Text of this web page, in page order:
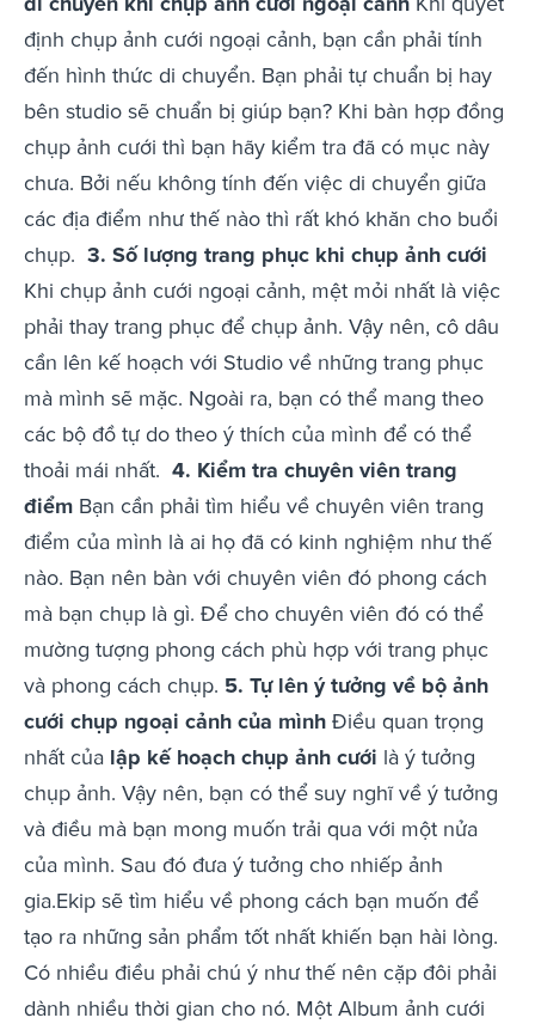
định chụp ảnh cưới ngoại cảnh, bạn cần phải tính
đến hình thức di chuyển. Bạn phải tự chuẩn bị hay
bên studio sẽ chuẩn bị giúp bạn? Khi bàn hợp đồng
chụp ảnh cưới thì bạn hãy kiểm tra đã có mục này
chưa. Bởi nếu không tính đến việc di chuyển giữa
các địa điểm như thế nào thì rất khó khăn cho buổi
chụp. 3. Số lượng trang phục khi chụp ảnh cưới
Khi chụp ảnh cưới ngoại cảnh, mệt mỏi nhất là việc
phải thay trang phục để chụp ảnh. Vậy nên, cô dâu
cần lên kế hoạch với Studio về những trang phục
mà mình sẽ mặc. Ngoài ra, bạn có thể mang theo
các bộ đồ tự do theo ý thích của mình để có thể
thoải mái nhất. 4. Kiểm tra chuyên viên trang
điểm Bạn cần phải tìm hiểu về chuyên viên trang
điểm của mình là ai họ đã có kinh nghiệm như thế
nào. Bạn nên bàn với chuyên viên đó phong cách
mà bạn chụp là gì. Để cho chuyên viên đó có thể
mường tượng phong cách phù hợp với trang phục
và phong cách chụp. 5. Tự lên ý tưởng về bộ ảnh
cưới chụp ngoại cảnh của mình Điều quan trọng
nhất của lập kế hoạch chụp ảnh cưới là ý tưởng
chụp ảnh. Vậy nên, bạn có thể suy nghĩ về ý tưởng
và điều mà bạn mong muốn trải qua với một nửa
của mình. Sau đó đưa ý tưởng cho nhiếp ảnh
gia.Ekip sẽ tìm hiểu về phong cách bạn muốn để
tạo ra những sản phẩm tốt nhất khiến bạn hài lòng.
Có nhiều điều phải chú ý như thế nên cặp đôi phải
dành nhiều thời gian cho nó. Một Album ảnh cưới